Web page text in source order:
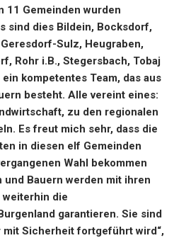
11 Gemeinden wurden
sind dies Bildein, Bocksdorf,
Sulz, Heugraben,
Rohr i.B., Stegersbach, Tobaj
kompetentes Team, das aus
besteht. Alle vereint eines:
zu den regionalen
Es freut mich sehr, dass die
in diesen elf Gemeinden
Wahl bekommen
und Bauern werden mit ihren
die
garantieren. Sie sind
Sicherheit fortgeführt wird“,